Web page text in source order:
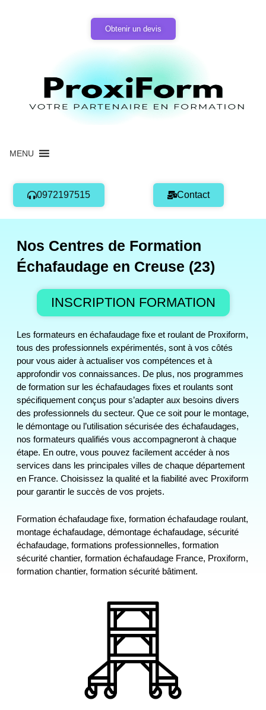
Obtenir un devis
MENU
0972197515 Contact
Nos Centres de Formation
Échafaudage en Creuse (23)
INSCRIPTION FORMATION
Les formateurs en échafaudage fixe et roulant de Proxiform,
tous des professionnels expérimentés, sont à vos côtés
pour vous aider à actualiser vos compétences et à
approfondir vos connaissances. De plus, nos programmes
de formation sur les échafaudages fixes et roulants sont
spécifiquement conçus pour s’adapter aux besoins divers
des professionnels du secteur. Que ce soit pour le montage,
le démontage ou l’utilisation sécurisée des échafaudages,
nos formateurs qualifiés vous accompagneront à chaque
étape. En outre, vous pouvez facilement accéder à nos
services dans les principales villes de chaque département
en France. Choisissez la qualité et la fiabilité avec Proxiform
pour garantir le succès de vos projets.
Formation échafaudage fixe, formation échafaudage roulant,
montage échafaudage, démontage échafaudage, sécurité
échafaudage, formations professionnelles, formation
sécurité chantier, formation échafaudage France, Proxiform,
formation chantier, formation sécurité bâtiment.